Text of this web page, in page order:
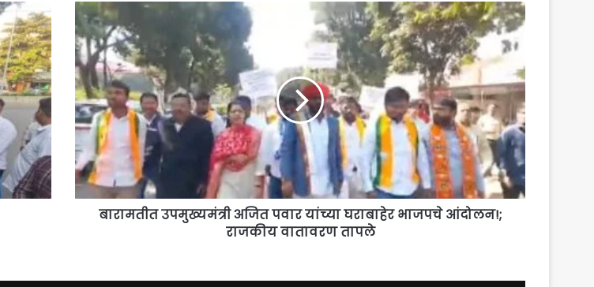
बारामतीत
उपमुख्यमंत्री
अजित
पवार
यांच्या
घराबाहेर
भाजपचे
आंदोलन!;
राजकीय
वातावरण
तापले
बारामतीत उपमुख्यमंत्री अजित पवार यांच्या घराबाहेर भाजपचे आंदोलन!;
राजकीय वातावरण तापले